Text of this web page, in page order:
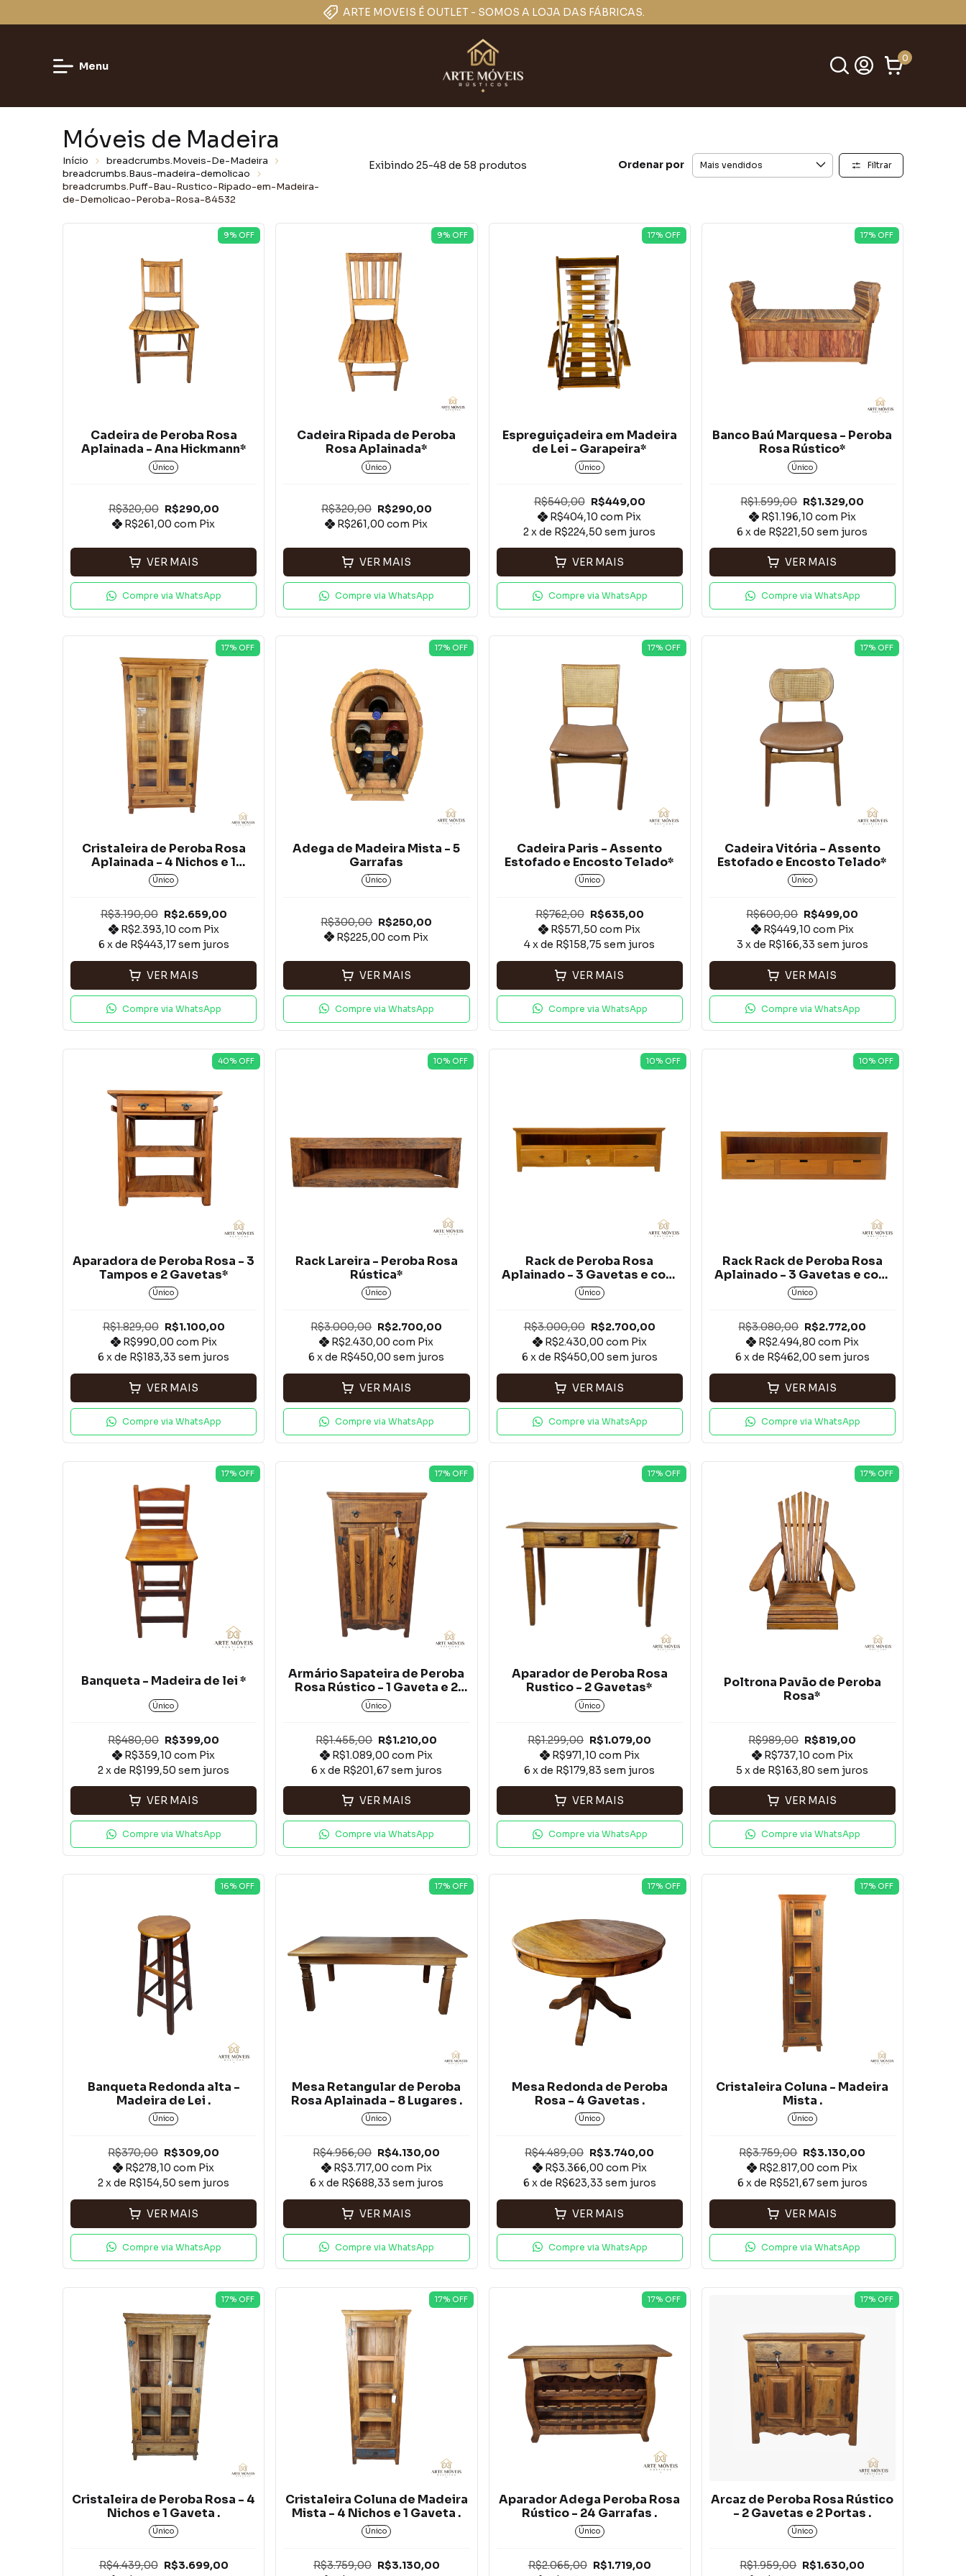
ARTE MOVEIS É OUTLET - SOMOS A LOJA DAS FÁBRICAS.
Menu
0
Móveis de Madeira
Início
breadcrumbs.Moveis-De-Madeira
breadcrumbs.Baus-madeira-demolicao
breadcrumbs.Puff-Bau-Rustico-Ripado-em-Madeira-
de-Demolicao-Peroba-Rosa-84532
Exibindo 25-48 de 58 produtos Ordenar por Filtrar
9% OFF
Cadeira de Peroba Rosa
Aplainada - Ana Hickmann*
Único
R$320,00 R$290,00
R$261,00com Pix
VER MAIS
Compre via WhatsApp
9% OFF
Cadeira Ripada de Peroba
Rosa Aplainada*
Único
R$320,00 R$290,00
R$261,00com Pix
VER MAIS
Compre via WhatsApp
17% OFF
Espreguiçadeira em Madeira
de Lei - Garapeira*
Único
R$540,00 R$449,00
R$404,10com Pix
2x de R$224,50 sem juros
VER MAIS
Compre via WhatsApp
17% OFF
Banco Baú Marquesa - Peroba
Rosa Rústico*
Único
R$1.599,00 R$1.329,00
R$1.196,10 com Pix
6 x de R$221,50 sem juros
VER MAIS
Compre via WhatsApp
17% OFF
Cristaleira de Peroba Rosa
Aplainada - 4 Nichos e 1
Gaveta*
Único
R$3.190,00 R$2.659,00
R$2.393,10 com Pix
6 x de R$443,17sem juros
VER MAIS
Compre via WhatsApp
17% OFF
Adega de Madeira Mista - 5
Garrafas
Único
R$300,00 R$250,00
R$225,00com Pix
VER MAIS
Compre via WhatsApp
17% OFF
Cadeira Paris - Assento
Estofado e Encosto Telado*
Único
R$762,00 R$635,00
R$571,50com Pix
4x de R$158,75 sem juros
VER MAIS
Compre via WhatsApp
17% OFF
Cadeira Vitória - Assento
Estofado e Encosto Telado*
Único
R$600,00 R$499,00
R$449,10 com Pix
3 x de R$166,33 sem juros
VER MAIS
Compre via WhatsApp
40% OFF
Aparadora de Peroba Rosa - 3
Tampos e 2 Gavetas*
Único
R$1.829,00 R$1.100,00
R$990,00 com Pix
6 x de R$183,33 sem juros
VER MAIS
Compre via WhatsApp
10% OFF
Rack Lareira - Peroba Rosa
Rústica*
Único
R$3.000,00 R$2.700,00
R$2.430,00com Pix
6 x de R$450,00 sem juros
VER MAIS
Compre via WhatsApp
10% OFF
Rack de Peroba Rosa
Aplainado - 3 Gavetas e com
Pés*
Único
R$3.000,00 R$2.700,00
R$2.430,00 com Pix
6 x de R$450,00 sem juros
VER MAIS
Compre via WhatsApp
10% OFF
Rack Rack de Peroba Rosa
Aplainado - 3 Gavetas e com
Base no Chão*
Único
R$3.080,00 R$2.772,00
R$2.494,80 com Pix
6 x de R$462,00 sem juros
VER MAIS
Compre via WhatsApp
17% OFF
Banqueta - Madeira de lei *
Único
R$480,00 R$399,00
R$359,10com Pix
2x de R$199,50 sem juros
VER MAIS
Compre via WhatsApp
17% OFF
Armário Sapateira de Peroba
Rosa Rústico - 1 Gaveta e 2
Portas*
Único
R$1.455,00 R$1.210,00
R$1.089,00com Pix
6 x de R$201,67sem juros
VER MAIS
Compre via WhatsApp
17% OFF
Aparador de Peroba Rosa
Rustico - 2 Gavetas*
Único
R$1.299,00 R$1.079,00
R$971,10 com Pix
6 x de R$179,83 sem juros
VER MAIS
Compre via WhatsApp
17% OFF
Poltrona Pavão de Peroba
Rosa*
R$989,00 R$819,00
R$737,10 com Pix
5 x de R$163,80 sem juros
VER MAIS
Compre via WhatsApp
16% OFF
Banqueta Redonda alta -
Madeira de Lei .
Único
R$370,00 R$309,00
R$278,10com Pix
2x de R$154,50 sem juros
VER MAIS
Compre via WhatsApp
17% OFF
Mesa Retangular de Peroba
Rosa Aplainada - 8 Lugares .
Único
R$4.956,00 R$4.130,00
R$3.717,00 com Pix
6 x de R$688,33 sem juros
VER MAIS
Compre via WhatsApp
17% OFF
Mesa Redonda de Peroba
Rosa - 4 Gavetas .
Único
R$4.489,00 R$3.740,00
R$3.366,00 com Pix
6 x de R$623,33 sem juros
VER MAIS
Compre via WhatsApp
17% OFF
Cristaleira Coluna - Madeira
Mista .
Único
R$3.759,00 R$3.130,00
R$2.817,00com Pix
6 x de R$521,67sem juros
VER MAIS
Compre via WhatsApp
17% OFF
Cristaleira de Peroba Rosa - 4
Nichos e 1 Gaveta .
Único
R$4.439,00 R$3.699,00
17% OFF
Cristaleira Coluna de Madeira
Mista - 4 Nichos e 1 Gaveta .
Único
R$3.759,00 R$3.130,00
17% OFF
Aparador Adega Peroba Rosa
Rústico - 24 Garrafas .
Único
R$2.065,00 R$1.719,00
17% OFF
Arcaz de Peroba Rosa Rústico
- 2 Gavetas e 2 Portas .
Único
R$1.959,00 R$1.630,00